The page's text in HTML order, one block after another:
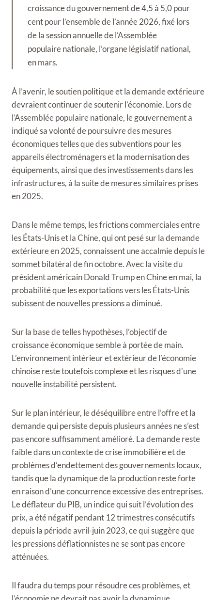
croissance du gouvernement de 4,5 à 5,0 pour
cent pour l’ensemble de l’année 2026, fixé lors
de la session annuelle de l’Assemblée
populaire nationale, l’organe législatif national,
en mars.
À l’avenir, le soutien politique et la demande extérieure
devraient continuer de soutenir l’économie. Lors de
l’Assemblée populaire nationale, le gouvernement a
indiqué sa volonté de poursuivre des mesures
économiques telles que des subventions pour les
appareils électroménagers et la modernisation des
équipements, ainsi que des investissements dans les
infrastructures, à la suite de mesures similaires prises
en 2025.
Dans le même temps, les frictions commerciales entre
les États-Unis et la Chine, qui ont pesé sur la demande
extérieure en 2025, connaissent une accalmie depuis le
sommet bilatéral de fin octobre. Avec la visite du
président américain Donald Trump en Chine en mai, la
probabilité que les exportations vers les États-Unis
subissent de nouvelles pressions a diminué.
Sur la base de telles hypothèses, l’objectif de
croissance économique semble à portée de main.
L’environnement intérieur et extérieur de l’économie
chinoise reste toutefois complexe et les risques d’une
nouvelle instabilité persistent.
Sur le plan intérieur, le déséquilibre entre l’offre et la
demande qui persiste depuis plusieurs années ne s’est
pas encore suffisamment amélioré. La demande reste
faible dans un contexte de crise immobilière et de
problèmes d’endettement des gouvernements locaux,
tandis que la dynamique de la production reste forte
en raison d’une concurrence excessive des entreprises.
Le déflateur du PIB, un indice qui suit l’évolution des
prix, a été négatif pendant 12 trimestres consécutifs
depuis la période avril-juin 2023, ce qui suggère que
les pressions déflationnistes ne se sont pas encore
atténuées.
Il faudra du temps pour résoudre ces problèmes, et